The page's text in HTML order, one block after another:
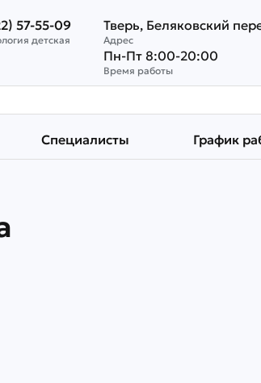
57-55-09
детская
Тверь, Беляковский
Адрес
Пн-Пт 8:00-20:00
Время работы
Специалисты График